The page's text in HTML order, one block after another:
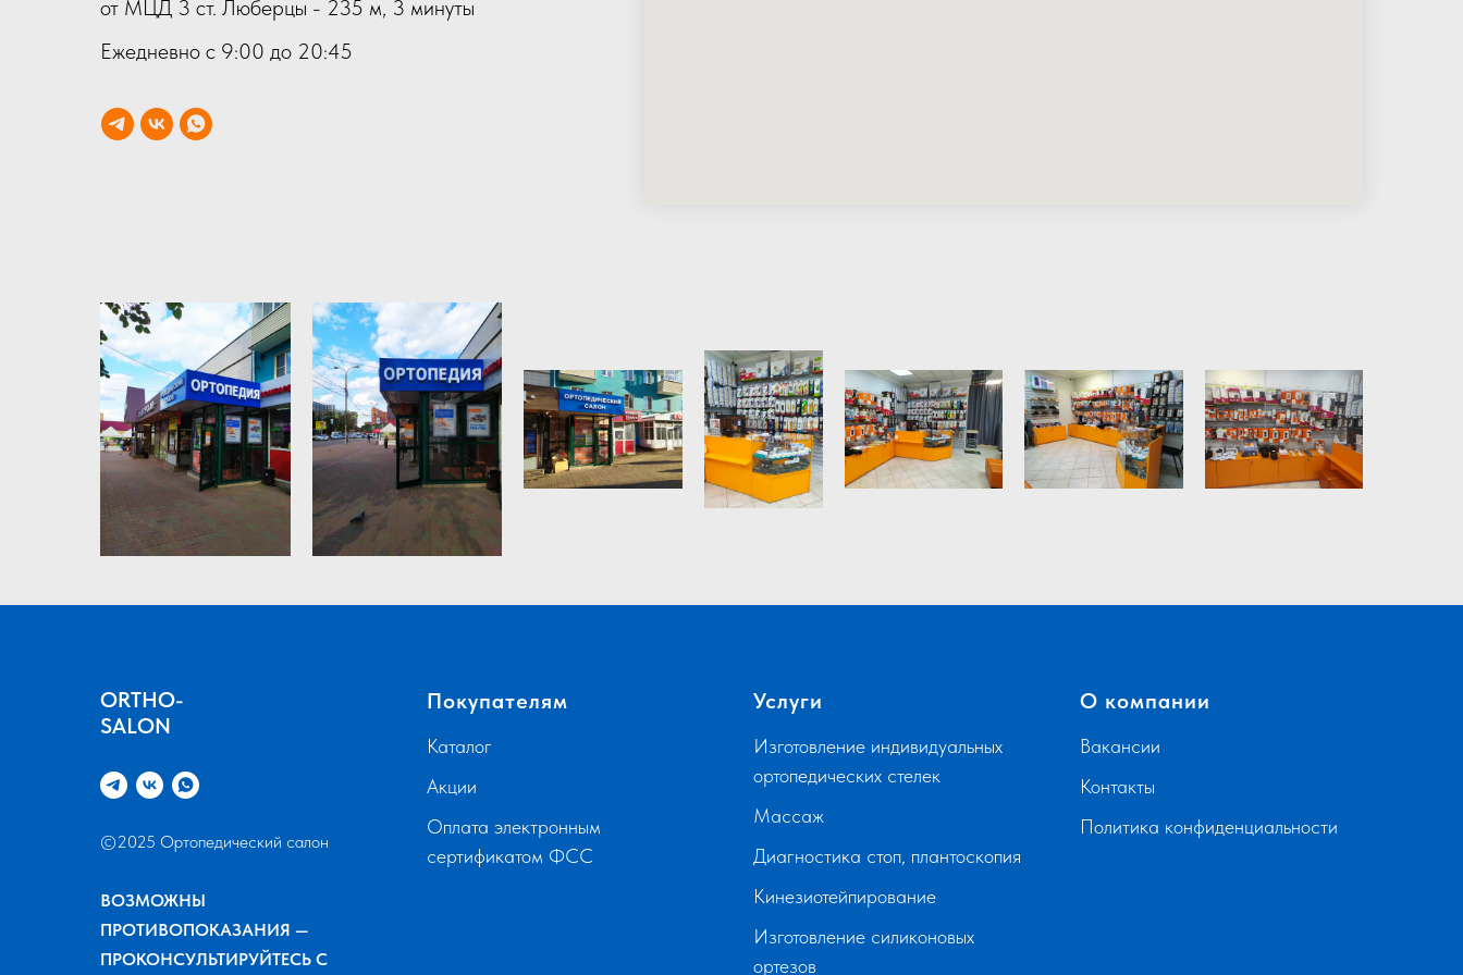
от МЦД 3 ст. Люберцы - 235 м, 3 минуты
Ежедневно с 9:00 до 20:45
ORTHO-
SALON
©2025 Ортопедический салон
ВОЗМОЖНЫ
ПРОТИВОПОКАЗАНИЯ —
ПРОКОНСУЛЬТИРУЙТЕСЬ С
Покупателям
Каталог
Акции
Оплата электронным
сертификатом ФСС
Услуги
Изготовление индивидуальных
ортопедических стелек
Массаж
Диагностика стоп, плантоскопия
Кинезиотейпирование
Изготовление силиконовых
ортезов
О компании
Вакансии
Контакты
Политика конфиденциальности